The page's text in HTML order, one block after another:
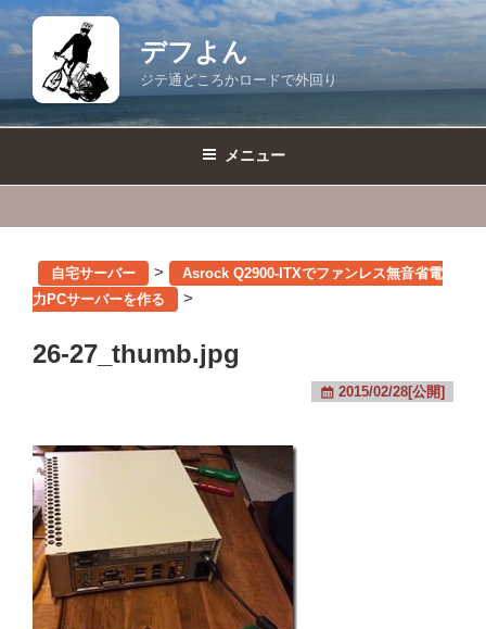
コ
ン
デフよん
ジテ通どころかロードで外回り
メニュー
自宅サーバー >
Asrock Q2900-ITXでファンレス無音省電
力PCサーバーを作る
>
26-27_thumb.jpg
2015/02/28[公開]